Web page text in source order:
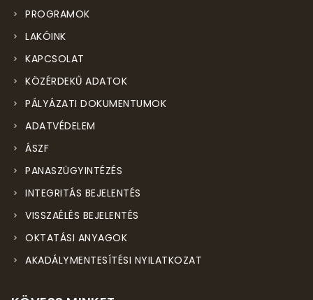
PROGRAMOK
LAKÓINK
KAPCSOLAT
KÖZÉRDEKŰ ADATOK
PÁLYÁZATI DOKUMENTUMOK
ADATVÉDELEM
ÁSZF
PANASZÜGYINTÉZÉS
INTEGRITÁS BEJELENTÉS
VISSZAÉLÉS BEJELENTÉS
OKTATÁSI ANYAGOK
AKADÁLYMENTESÍTÉSI NYILATKOZAT